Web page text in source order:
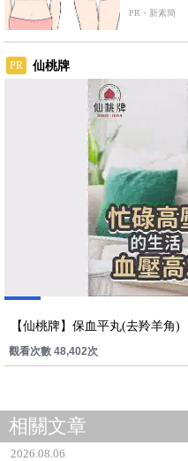
PR・新素簡
PR 仙桃牌
【仙桃牌】保血平丸(去羚羊角)
觀看次數 48,402次
相關文章
2026.08.06